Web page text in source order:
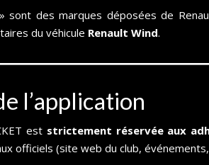
des marques déposées de
du véhicule Renault Wind.
l’application
est strictement réservée aux
officiels (site web du club,